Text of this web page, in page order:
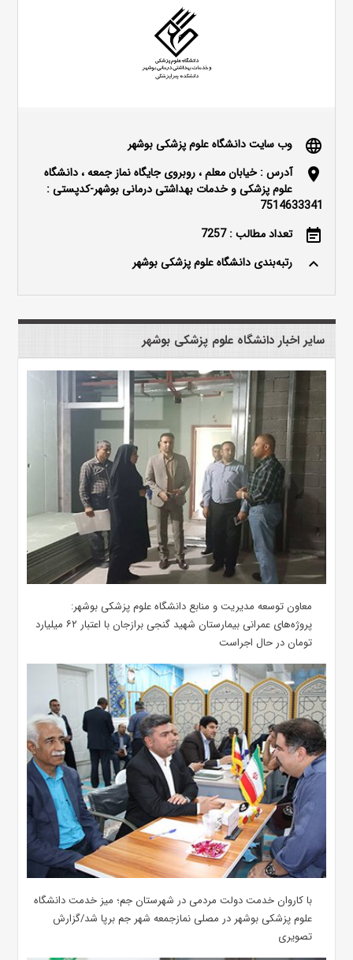
language وب سایت دانشگاه علوم پزشکی بوشهر
location_on
آدرس : خیابان معلم ، روبروی جایگاه نماز جمعه ، دانشگاه
علوم پزشکی و خدمات بهداشتی درمانی بوشهر-کدپستی :
7514633341
event_note تعداد مطالب : 7257
keyboard_arrow_up رتبه‌بندی دانشگاه علوم پزشکی بوشهر
سایر اخبار دانشگاه علوم پزشکی بوشهر
معاون توسعه مدیریت و منابع دانشگاه علوم پزشکی بوشهر:
پروژه‌های عمرانی بیمارستان شهید گنجی برازجان با اعتبار ۶۲ میلیارد
تومان در حال اجراست
با کاروان خدمت دولت مردمی در شهرستان جم؛ میز خدمت دانشگاه
علوم پزشکی بوشهر در مصلی نمازجمعه شهر جم برپا شد/گزارش
تصویری